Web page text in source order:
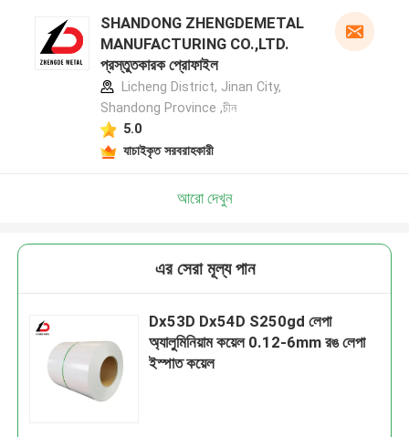
SHANDONG ZHENGDEMETAL
MANUFACTURING CO.,LTD.
প্রস্তুতকারক প্রোফাইল
Licheng District, Jinan City,
Shandong Province ,চীন
5.0
যাচাইকৃত সরবরাহকারী
আরো দেখুন
এর সেরা মূল্য পান
Dx53D Dx54D S250gd লেপা
অ্যালুমিনিয়াম কয়েল 0.12-6mm রঙ লেপা
ইস্পাত কয়েল